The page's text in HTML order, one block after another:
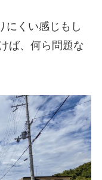
にくい感じもし
ば、何ら問題な